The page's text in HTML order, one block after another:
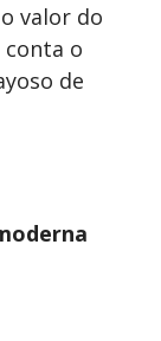
valor do
conta o
de